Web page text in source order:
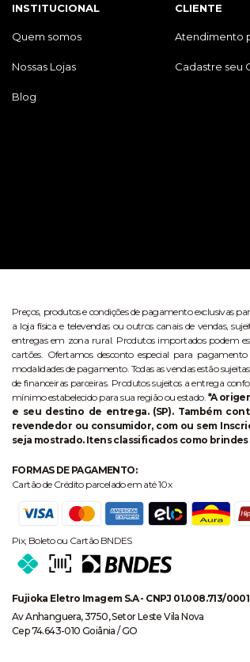
INSTITUCIONAL
Quem somos
Nossas Lojas
Blog
CLIENTE
Atendimento
Cadastre seu
Preços, produtos e condições de pagamento exclusivas
a loja física e televendas ou outros canais de vendas,
entregas em zona rural. Produtos importados podem
cartões. Ofertamos desconto especial para
modalidades de pagamento. Todas as vendas estão
de financeiras parceiras. Produtos sujeitos a entrega
mínimo estabelecido para sua região ou estado. *A
e seu destino de entrega. (SP). Também
revendedor ou consumidor, com ou sem
seja mostrado. Itens classificados como
FORMAS DE PAGAMENTO:
Cartão de Crédito parcelado em até 10x
Pix, Boleto ou Cartão BNDES
Fujioka Eletro Imagem S.A - CNPJ 01.008.713/
Av Anhanguera, 3750, Setor Leste Vila Nova
Cep 74.643-010 Goiânia / GO